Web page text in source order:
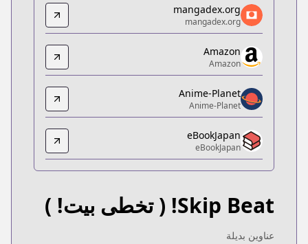
mangadex.org
mangadex.org
title/9356fa3f-9ecd-4ff7-a7fe-241884680079
Amazon
Amazon
www.amazon.co.jp/gp/product/B078MSHVC1
Anime-Planet
Anime-Planet
https://www.anime-planet.com/manga/skip-beat
eBookJapan
eBookJapan
Kitsu
https://kitsu.app/manga/1388
mangadex.org
mangadex.org
Amazon
Amazon
Anime-Planet
Anime-Planet
eBookJapan
eBookJapan
Skip Beat! ( تخطى بيت! )
عناوين بديلة